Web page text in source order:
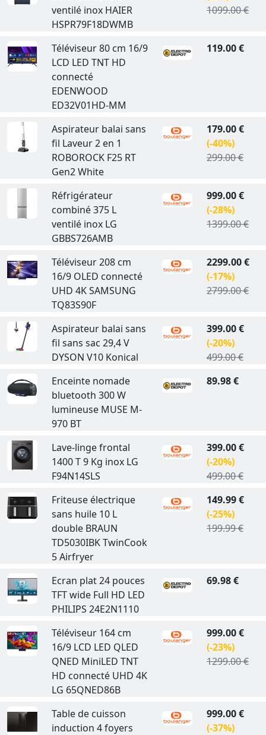
ventilé inox HAIER
HSPR79F18DWMB
1099.00 €
Téléviseur 80 cm 16/9
LCD LED TNT HD
connecté
EDENWOOD
ED32V01HD-MM
119.00 €
Aspirateur balai sans
fil Laveur 2 en 1
ROBOROCK F25 RT
Gen2 White
179.00 €
(-40%)
299.00 €
Réfrigérateur
combiné 375 L
ventilé inox LG
GBBS726AMB
999.00 €
(-28%)
1399.00 €
Téléviseur 208 cm
16/9 OLED connecté
UHD 4K SAMSUNG
TQ83S90F
2299.00 €
(-17%)
2799.00 €
Aspirateur balai sans
fil sans sac 29,4 V
DYSON V10 Konical
399.00 €
(-20%)
499.00 €
Enceinte nomade
bluetooth 300 W
lumineuse MUSE M-
970 BT
89.98 €
Lave-linge frontal
1400 T 9 Kg inox LG
F94N14SLS
399.00 €
(-20%)
499.00 €
Friteuse électrique
sans huile 10 L
double BRAUN
TD5030IBK TwinCook
5 Airfryer
149.99 €
(-25%)
199.99 €
Ecran plat 24 pouces
TFT wide Full HD LED
PHILIPS 24E2N1110
69.98 €
Téléviseur 164 cm
16/9 LCD LED QLED
QNED MiniLED TNT
HD connecté UHD 4K
LG 65QNED86B
999.00 €
(-23%)
1299.00 €
Table de cuisson
induction 4 foyers
999.00 €
(-37%)